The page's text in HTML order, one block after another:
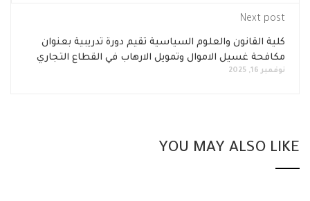
والعلوم السياسية تقيم دورة تدريبية بعنوان
الاموال وتمويل الارهاب في القطاع التجاري
YOU MAY